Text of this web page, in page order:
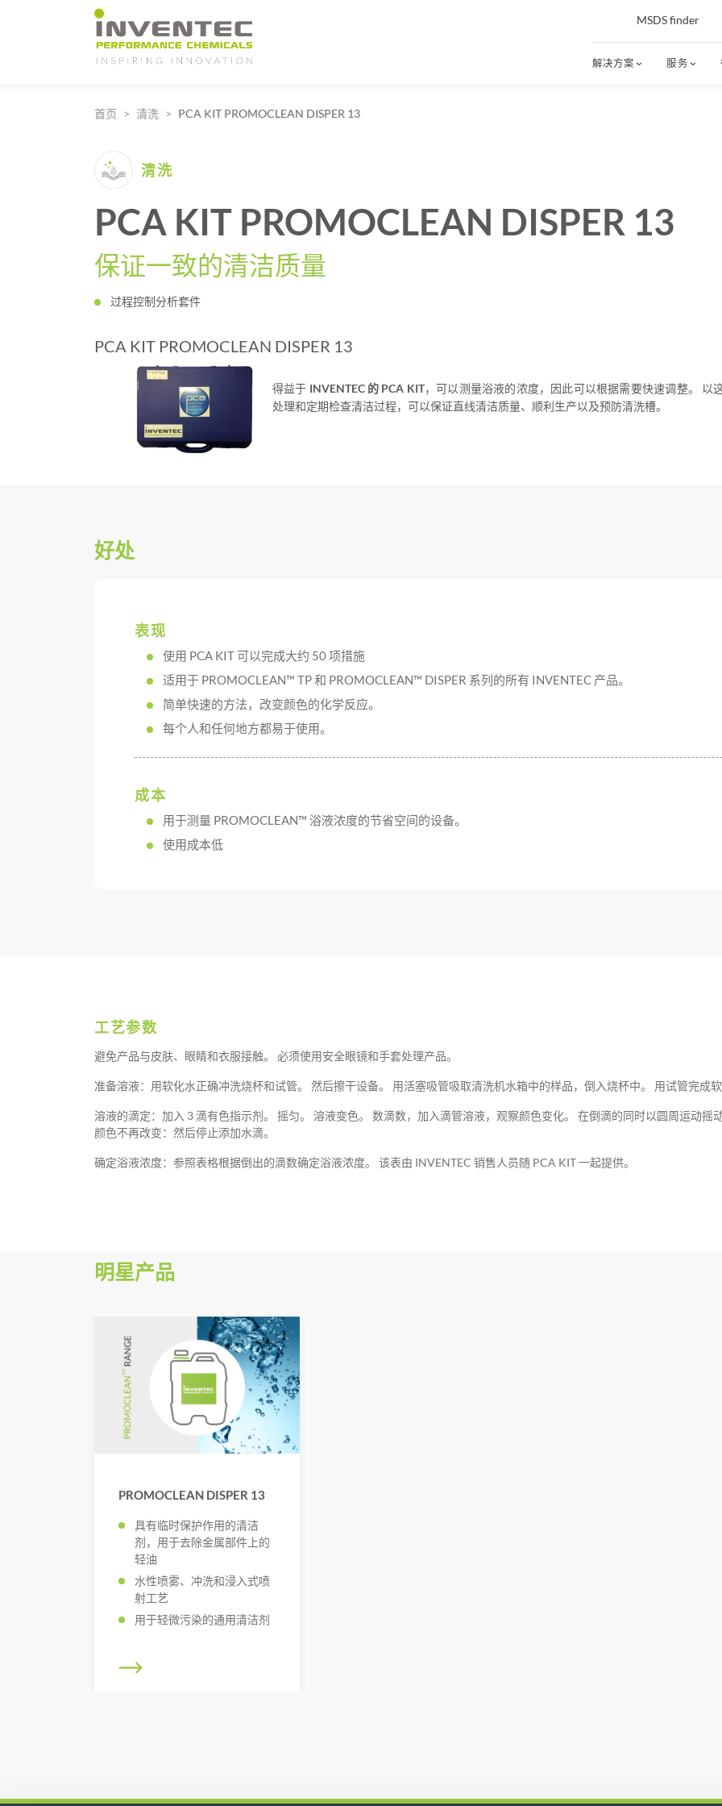
Main Navigation
MSDS finder
解决方案 服务
首页 清洗 PCA KIT PROMOCLEAN DISPER 13
清洗
PCA KIT PROMOCLEAN DISPER 13
保证一致的清洁质量
过程控制分析套件
PCA KIT PROMOCLEAN DISPER 13
得益于 INVENTEC 的 PCA KIT，可以测量浴液的浓度，因此可以根据需要快速调整。 以
处理和定期检查清洁过程，可以保证直线清洁质量、顺利生产以及预防清洗槽。
好处
表现
使用 PCA KIT 可以完成大约 50 项措施
适用于 PROMOCLEAN™ TP 和 PROMOCLEAN™ DISPER 系列的所有 INVENTEC 产品。
简单快速的方法，改变颜色的化学反应。
每个人和任何地方都易于使用。
成本
用于测量 PROMOCLEAN™ 浴液浓度的节省空间的设备。
使用成本低
工艺参数
避免产品与皮肤、眼睛和衣服接触。 必须使用安全眼镜和手套处理产品。
准备溶液：用软化水正确冲洗烧杯和试管。 然后擦干设备。 用活塞吸管吸取清洗机水箱中的样品，倒入烧杯中。 用试管完成
溶液的滴定：加入 3 滴有色指示剂。 摇匀。 溶液变色。 数滴数，加入滴管溶液，观察颜色变化。 在倒滴的同时以圆周运动摇
颜色不再改变：然后停止添加水滴。
确定浴液浓度：参照表格根据倒出的滴数确定浴液浓度。 该表由 INVENTEC 销售人员随 PCA KIT 一起提供。
明星产品
PROMOCLEAN DISPER 13
具有临时保护作用的清洁
剂，用于去除金属部件上的
轻油
水性喷雾、冲洗和浸入式喷
射工艺
用于轻微污染的通用清洁剂